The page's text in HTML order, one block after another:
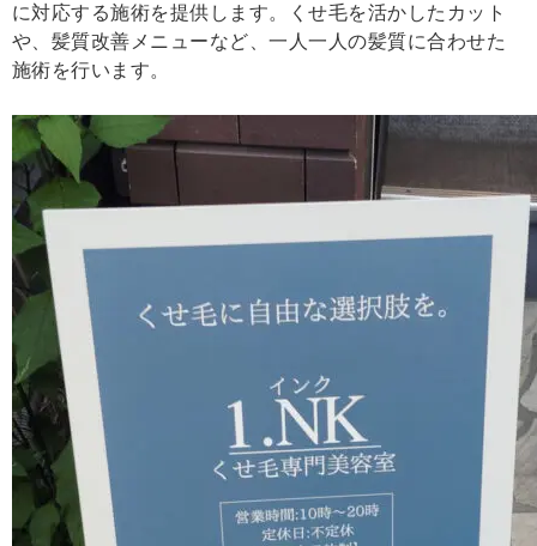
に対応する施術を提供します。くせ毛を活かしたカット
や、髪質改善メニューなど、一人一人の髪質に合わせた
施術を行います。